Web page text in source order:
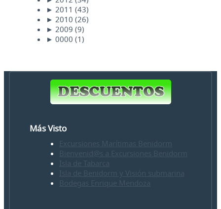
► 2011 (43)
► 2010 (26)
► 2009 (9)
► 0000 (1)
Más Visto
Excursiones Marítimas Benidorm
Bienvenid@s a Excursiones Benidorm
Isla de Tabarca
Isla de Benidorm y Visión submarina
Bodegas Enrique Mendoza